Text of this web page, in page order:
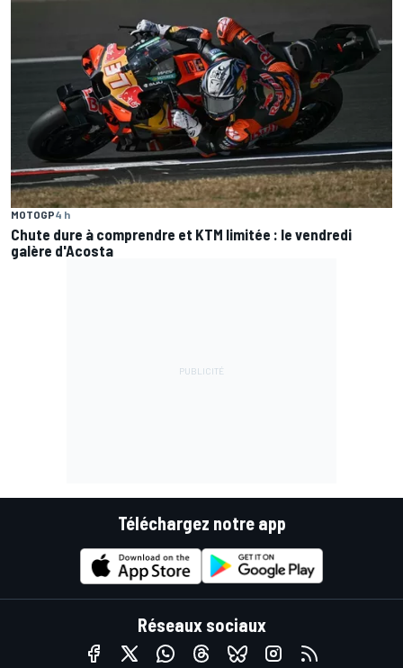
MOTOGP4 h
Chute dure à comprendre et KTM limitée : le vendredi
galère d'Acosta
Téléchargez notre app
Réseaux sociaux